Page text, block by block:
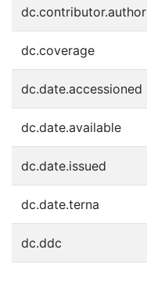
dc.contributor.author
dc.coverage
dc.date.accessioned
dc.date.available
dc.date.issued
dc.date.terna
dc.ddc